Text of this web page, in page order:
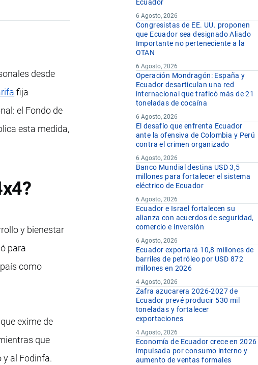
desde
fija
el Fondo de
esta medida,
y bienestar
para
como
exime de
que
y al Fodinfa.
Ecuador
6 Agosto, 2026
Congresistas de EE. UU. proponen
que Ecuador sea designado Aliado
Importante no perteneciente a la
OTAN
6 Agosto, 2026
Operación Mondragón: España y
Ecuador desarticulan una red
internacional que traficó más de 21
toneladas de cocaína
6 Agosto, 2026
El desafío que enfrenta Ecuador
ante la ofensiva de Colombia y Perú
contra el crimen organizado
6 Agosto, 2026
Banco Mundial destina USD 3,5
millones para fortalecer el sistema
eléctrico de Ecuador
6 Agosto, 2026
Ecuador e Israel fortalecen su
alianza con acuerdos de seguridad,
comercio e inversión
6 Agosto, 2026
Ecuador exportará 10,8 millones de
barriles de petróleo por USD 872
millones en 2026
4 Agosto, 2026
Zafra azucarera 2026-2027 de
Ecuador prevé producir 530 mil
toneladas y fortalecer
exportaciones
4 Agosto, 2026
Economía de Ecuador crece en 2026
impulsada por consumo interno y
aumento de ventas formales